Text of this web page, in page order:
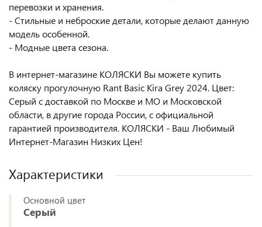
перевозки и хранения.
- Стильные и неброские детали, которые делают данную
модель особенной.
- Модные цвета сезона.
В интернет-магазине КОЛЯСКИ Вы можете купить
коляску прогулочную Rant Basic Kira Grey 2024. Цвет:
Серый с доставкой по Москве и МО и Московской
области, в другие города России, с официальной
гарантией производителя. КОЛЯСКИ - Ваш Любимый
Интернет-Магазин Низких Цен!
Характеристики
Основной цвет
Серый